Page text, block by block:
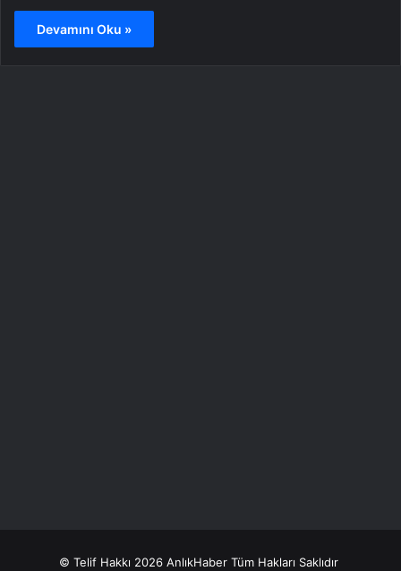
Devamını Oku »
© Telif Hakkı 2026 AnlıkHaber Tüm Hakları Saklıdır